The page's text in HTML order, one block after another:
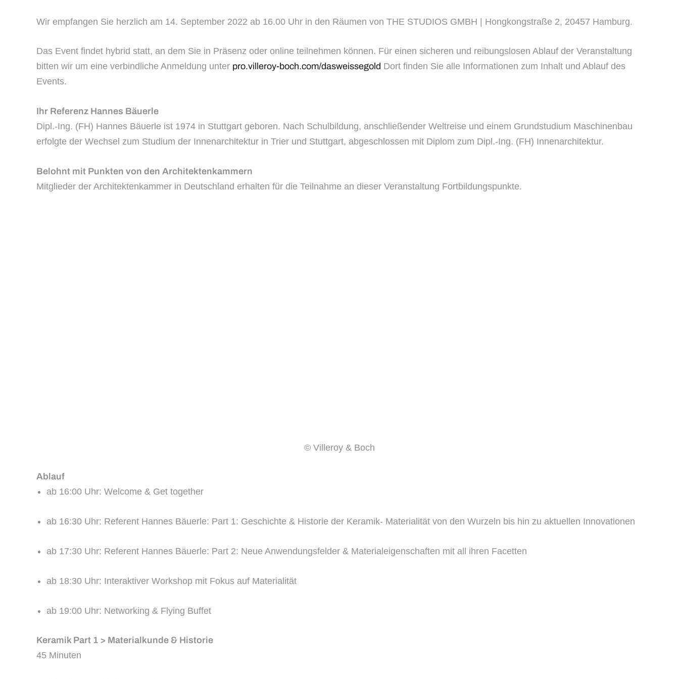
Wir empfangen Sie herzlich am 14. September 2022 ab 16.00 Uhr in den Räumen von THE STUDIOS GMBH | Hongkongstraße 2, 20457 Hamburg.
Das Event findet hybrid statt, an dem Sie in Präsenz oder online teilnehmen können. Für einen sicheren und reibungslosen Ablauf der Veranstaltung
bitten wir um eine verbindliche Anmeldung unter pro.villeroy-boch.com/dasweissegold Dort finden Sie alle Informationen zum Inhalt und Ablauf des
Events.
Ihr Referenz Hannes Bäuerle
Dipl.-Ing. (FH) Hannes Bäuerle ist 1974 in Stuttgart geboren. Nach Schulbildung, anschließender Weltreise und einem Grundstudium Maschinenbau
erfolgte der Wechsel zum Studium der Innenarchitektur in Trier und Stuttgart, abgeschlossen mit Diplom zum Dipl.-Ing. (FH) Innenarchitektur.
Belohnt mit Punkten von den Architektenkammern
Mitglieder der Architektenkammer in Deutschland erhalten für die Teilnahme an dieser Veranstaltung Fortbildungspunkte.
© Villeroy & Boch
Ablauf
ab 16:00 Uhr: Welcome & Get together
ab 16:30 Uhr: Referent Hannes Bäuerle: Part 1: Geschichte & Historie der Keramik- Materialität von den Wurzeln bis hin zu aktuellen Innovationen
ab 17:30 Uhr: Referent Hannes Bäuerle: Part 2: Neue Anwendungsfelder & Materialeigenschaften mit all ihren Facetten
ab 18:30 Uhr: Interaktiver Workshop mit Fokus auf Materialität
ab 19:00 Uhr: Networking & Flying Buffet
Keramik Part 1 > Materialkunde & Historie
45 Minuten